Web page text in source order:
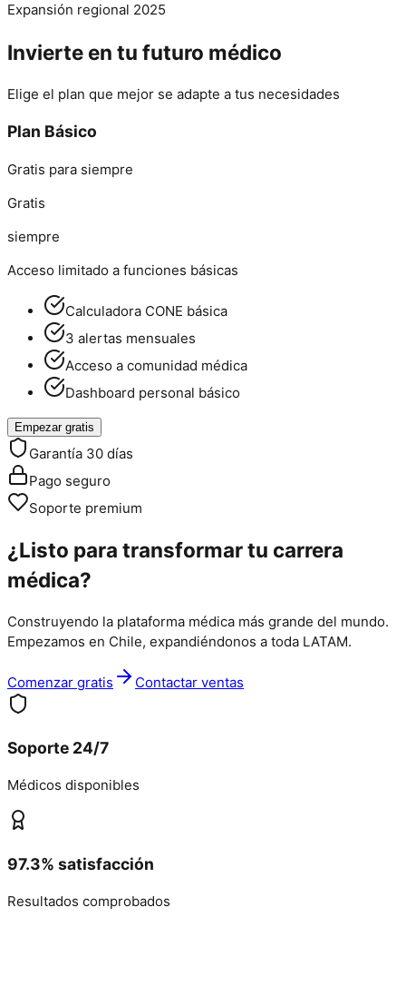
Expansión regional 2025
Invierte en tu futuro médico
Elige el plan que mejor se adapte a tus necesidades
Plan Básico
Gratis para siempre
Gratis
siempre
Acceso limitado a funciones básicas
Calculadora CONE básica
3 alertas mensuales
Acceso a comunidad médica
Dashboard personal básico
Empezar gratis
Garantía 30 días
Pago seguro
Soporte premium
¿Listo para transformar tu carrera
médica?
Construyendo la plataforma médica más grande del mundo.
Empezamos en Chile, expandiéndonos a toda LATAM.
Comenzar gratis Contactar ventas
Soporte 24/7
Médicos disponibles
97.3% satisfacción
Resultados comprobados